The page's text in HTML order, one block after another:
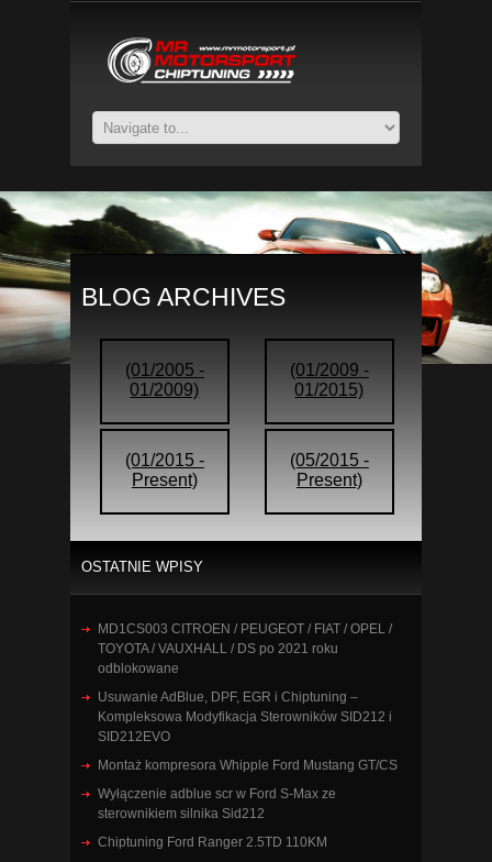
BLOG ARCHIVES
(01/2005 -
01/2009)
(01/2009 -
01/2015)
(01/2015 -
Present)
(05/2015 -
Present)
OSTATNIE WPISY
MD1CS003 CITROEN / PEUGEOT / FIAT / OPEL /
TOYOTA / VAUXHALL / DS po 2021 roku
odblokowane
Usuwanie AdBlue, DPF, EGR i Chiptuning –
Kompleksowa Modyfikacja Sterowników SID212 i
SID212EVO
Montaż kompresora Whipple Ford Mustang GT/CS
Wyłączenie adblue scr w Ford S-Max ze
sterownikiem silnika Sid212
Chiptuning Ford Ranger 2.5TD 110KM